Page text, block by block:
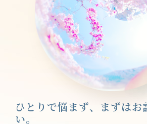
ひとりで悩まず、まずはお
い。